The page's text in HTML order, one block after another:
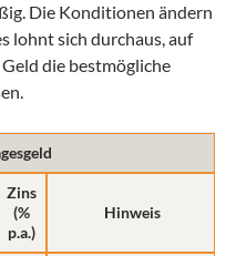
Die Konditionen ändern
lohnt sich durchaus, auf
die bestmögliche
Zins
(%
p.a.)
Hinweis